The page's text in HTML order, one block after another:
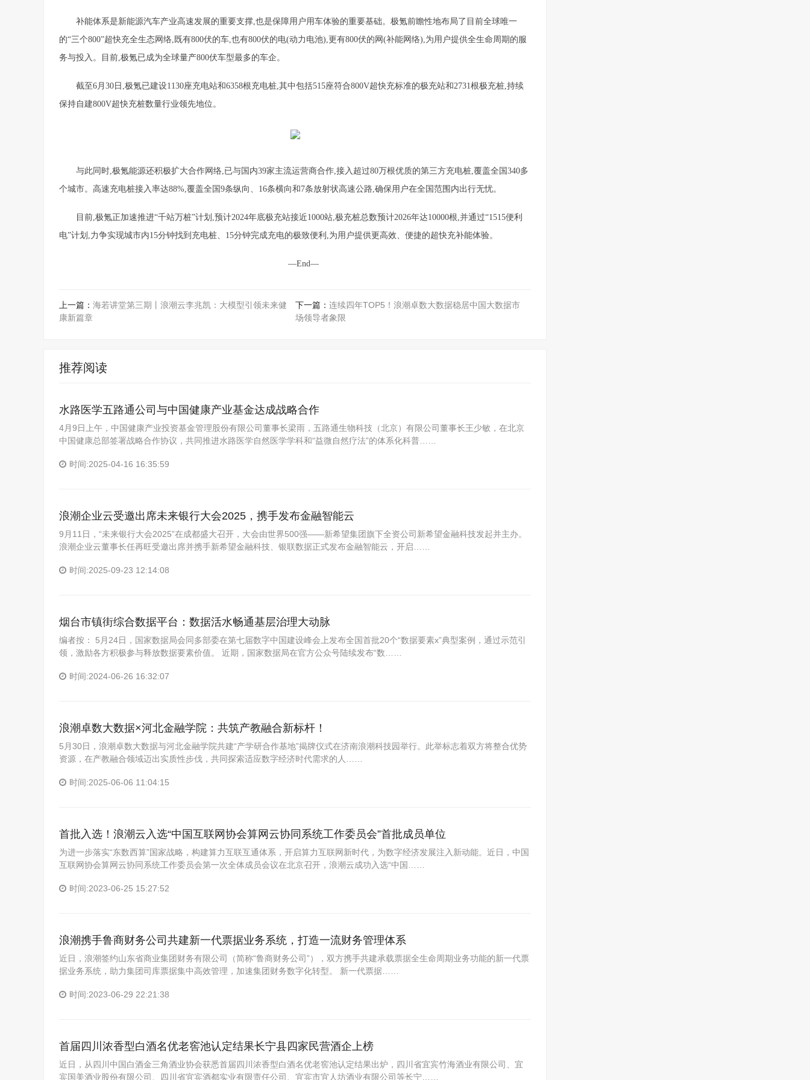
补能体系是新能源汽车产业高速发展的重要支撑,也是保障用户用车体验的重要基础。极氪前瞻性地布局了目前全球唯一
的“三个800”超快充全生态网络,既有800伏的车,也有800伏的电(动力电池),更有800伏的网(补能网络),为用户提供全生命周期的服
务与投入。目前,极氪已成为全球量产800伏车型最多的车企。
截至6月30日,极氪已建设1130座充电站和6358根充电桩,其中包括515座符合800V超快充标准的极充站和2731根极充桩,持续
保持自建800V超快充桩数量行业领先地位。
与此同时,极氪能源还积极扩大合作网络,已与国内39家主流运营商合作,接入超过80万根优质的第三方充电桩,覆盖全国340多
个城市。高速充电桩接入率达88%,覆盖全国9条纵向、16条横向和7条放射状高速公路,确保用户在全国范围内出行无忧。
目前,极氪正加速推进“千站万桩”计划,预计2024年底极充站接近1000站,极充桩总数预计2026年达10000根,并通过“1515便利
电”计划,力争实现城市内15分钟找到充电桩、15分钟完成充电的极致便利,为用户提供更高效、便捷的超快充补能体验。
—End—
上一篇： 海若讲堂第三期丨浪潮云李兆凯：大模型引领未来健
康新篇章
下一篇： 连续四年TOP5！浪潮卓数大数据稳居中国大数据市
场领导者象限
推荐阅读
水路医学五路通公司与中国健康产业基金达成战略合作
4月9日上午，中国健康产业投资基金管理股份有限公司董事长梁雨，五路通生物科技（北京）有限公司董事长王少敏，在北京
中国健康总部签署战略合作协议，共同推进水路医学自然医学学科和“益微自然疗法”的体系化科普……
时间:2025-04-16 16:35:59
浪潮企业云受邀出席未来银行大会2025，携手发布金融智能云
9月11日，“未来银行大会2025”在成都盛大召开，大会由世界500强——新希望集团旗下全资公司新希望金融科技发起并主办。
浪潮企业云董事长任再旺受邀出席并携手新希望金融科技、银联数据正式发布金融智能云，开启……
时间:2025-09-23 12:14:08
烟台市镇街综合数据平台：数据活水畅通基层治理大动脉
编者按： 5月24日，国家数据局会同多部委在第七届数字中国建设峰会上发布全国首批20个“数据要素x”典型案例，通过示范引
领，激励各方积极参与释放数据要素价值。 近期，国家数据局在官方公众号陆续发布“数……
时间:2024-06-26 16:32:07
浪潮卓数大数据×河北金融学院：共筑产教融合新标杆！
5月30日，浪潮卓数大数据与河北金融学院共建“产学研合作基地”揭牌仪式在济南浪潮科技园举行。此举标志着双方将整合优势
资源，在产教融合领域迈出实质性步伐，共同探索适应数字经济时代需求的人……
时间:2025-06-06 11:04:15
首批入选！浪潮云入选“中国互联网协会算网云协同系统工作委员会”首批成员单位
为进一步落实“东数西算”国家战略，构建算力互联互通体系，开启算力互联网新时代，为数字经济发展注入新动能。近日，中国
互联网协会算网云协同系统工作委员会第一次全体成员会议在北京召开，浪潮云成功入选“中国……
时间:2023-06-25 15:27:52
浪潮携手鲁商财务公司共建新一代票据业务系统，打造一流财务管理体系
近日，浪潮签约山东省商业集团财务有限公司（简称“鲁商财务公司”），双方携手共建承载票据全生命周期业务功能的新一代票
据业务系统，助力集团司库票据集中高效管理，加速集团财务数字化转型。 新一代票据……
时间:2023-06-29 22:21:38
首届四川浓香型白酒名优老窖池认定结果长宁县四家民营酒企上榜
近日，从四川中国白酒金三角酒业协会获悉首届四川浓香型白酒名优老窖池认定结果出炉，四川省宜宾竹海酒业有限公司、宜
宾国美酒业股份有限公司、四川省宜宾酒都实业有限责任公司、宜宾市宜人坊酒业有限公司等长宁……